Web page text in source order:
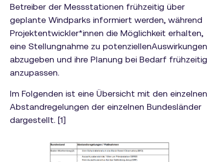
Betreiber der Messstationen frühzeitig über
geplante Windparks informiert werden, während
Projektentwickler*innen die Möglichkeit erhalten,
eine Stellungnahme zu potenziellenAuswirkungen
abzugeben und ihre Planung bei Bedarf frühzeitig
anzupassen.
Im Folgenden ist eine Übersicht mit den einzelnen
Abstandregelungen der einzelnen Bundesländer
dargestellt. [1]